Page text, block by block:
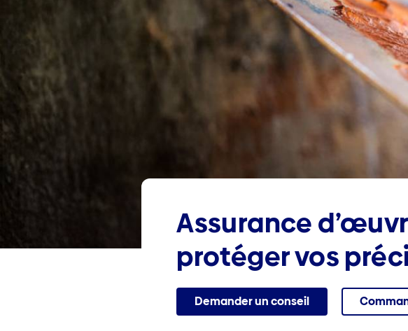
Assurance
protéger vos
Demander un conseil